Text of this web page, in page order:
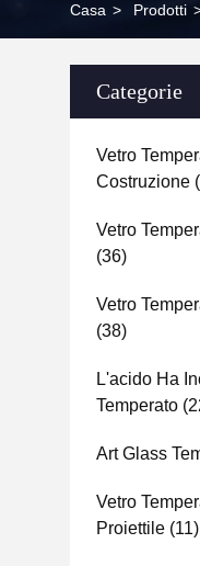
Casa > Prodotti
Categorie
Vetro
Costruzione
Vetro
(36)
Vetro
(38)
L'acido Ha
Temperato
Art Glass
Vetro
Proiettile (11)